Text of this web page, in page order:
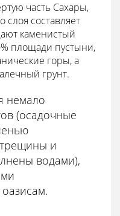
часть Сахары,
составляет
каменистый
площади пустыни,
горы, а
грунт.
немало
(осадочные
и
водами),